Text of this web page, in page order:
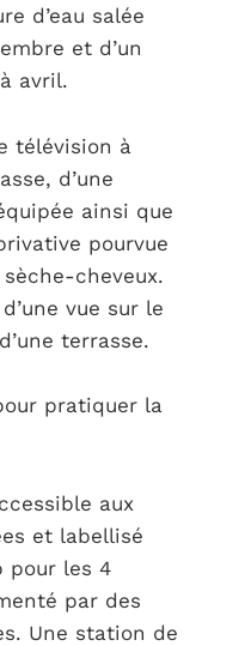
d’eau salée
et d’un
avril.
télévision à
d’une
ainsi que
pourvue
sèche-cheveux.
vue sur le
terrasse.
pratiquer la
aux
et labellisé
pour les 4
par des
Une station de